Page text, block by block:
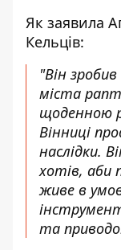
Як заявила
Кельців:
"Він
міста
щоденною
Вінниці
наслідки.
хотів, аби
живе в
та